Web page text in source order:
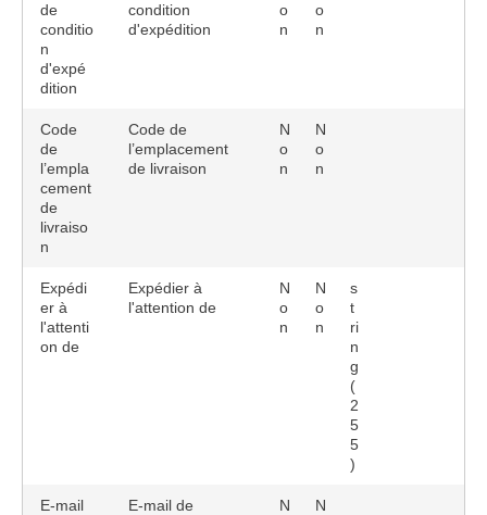
de
conditio
n
d'expé
dition
condition
d'expédition
o
n
o
n
Code
de
l’empla
cement
de
livraiso
n
Code de
l’emplacement
de livraison
N
o
n
N
o
n
Expédi
er à
l'attenti
on de
Expédier à
l'attention de
N
o
n
N
o
n
s
t
ri
n
g
(
2
5
5
)
E-mail
E-mail de
N
N